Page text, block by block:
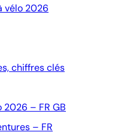
vélo 2026
chiffres clés
2026 – FR GB
– FR